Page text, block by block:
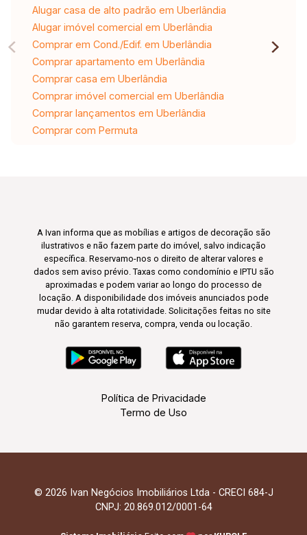
Alugar casa de alto padrão em Uberlândia
Alugar imóvel comercial em Uberlândia
Comprar em Cond./Edif. em Uberlândia
Comprar apartamento em Uberlândia
Comprar casa em Uberlândia
Comprar imóvel comercial em Uberlândia
Comprar lançamentos em Uberlândia
Comprar com Permuta
A Ivan informa que as mobílias e artigos de decoração são
ilustrativos e não fazem parte do imóvel, salvo indicação
específica. Reservamo-nos o direito de alterar valores e
dados sem aviso prévio. Taxas como condomínio e IPTU são
aproximadas e podem variar ao longo do processo de
locação. A disponibilidade dos imóveis anunciados pode
mudar devido à alta rotatividade. Solicitações feitas no site
não garantem reserva, compra, venda ou locação.
Política de Privacidade
Termo de Uso
© 2026 Ivan Negócios Imobiliários Ltda - CRECI 684-J
CNPJ: 20.869.012/0001-64